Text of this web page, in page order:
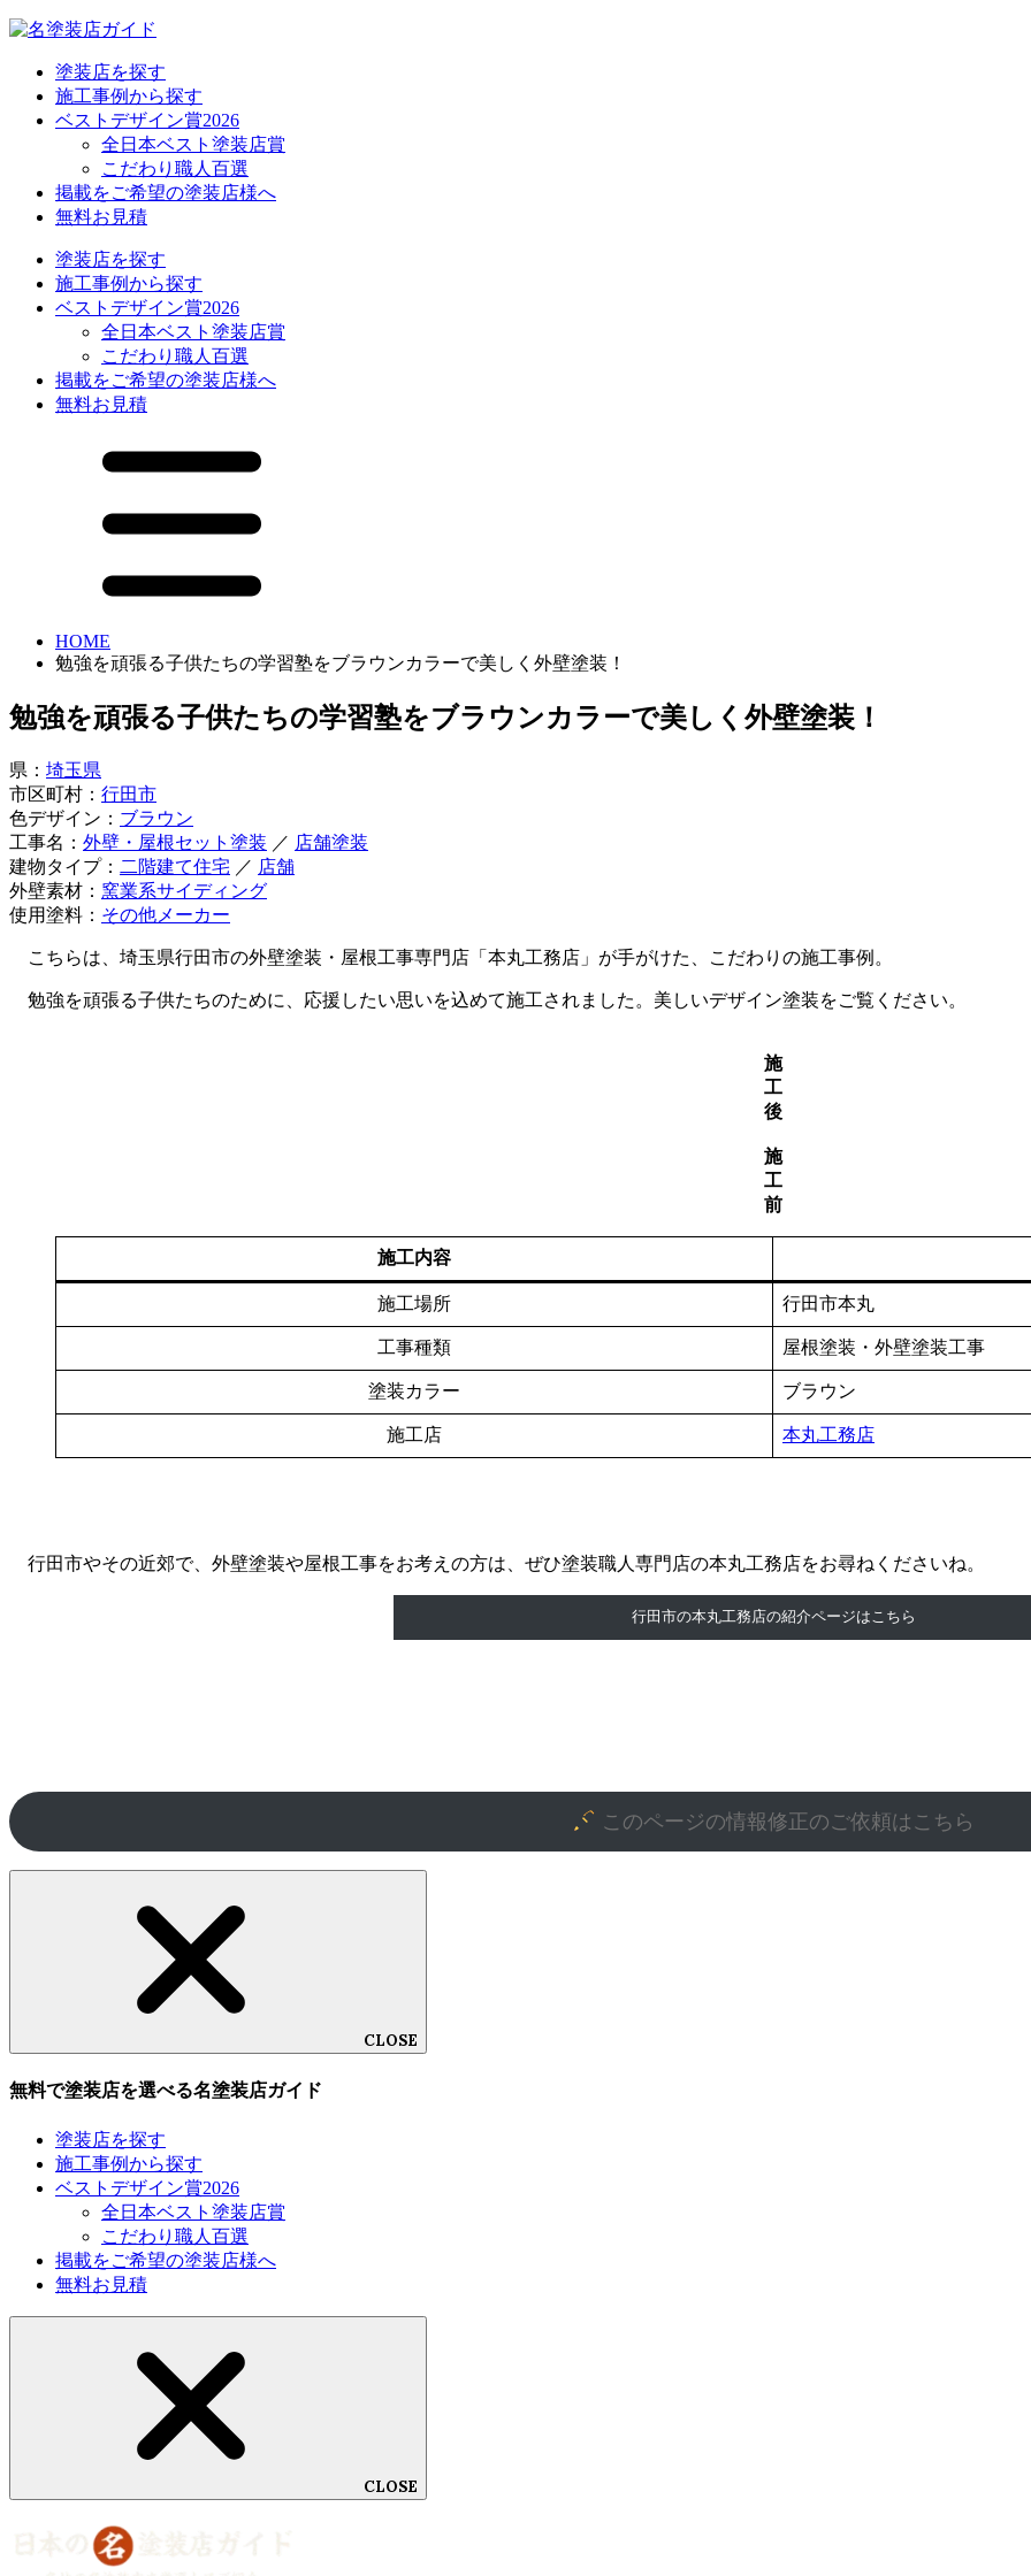
塗装店を探す
施工事例から探す
ベストデザイン賞2026
全日本ベスト塗装店賞
こだわり職人百選
掲載をご希望の塗装店様へ
無料お見積
塗装店を探す
施工事例から探す
ベストデザイン賞2026
全日本ベスト塗装店賞
こだわり職人百選
掲載をご希望の塗装店様へ
無料お見積
HOME
勉強を頑張る子供たちの学習塾をブラウンカラーで美しく外壁塗装！
勉強を頑張る子供たちの学習塾をブラウンカラーで美しく外壁塗装！
県： 埼玉県
市区町村： 行田市
色デザイン： ブラウン
工事名： 外壁・屋根セット塗装 ／ 店舗塗装
建物タイプ： 二階建て住宅 ／ 店舗
外壁素材： 窯業系サイディング
使用塗料： その他メーカー
こちらは、埼玉県行田市の外壁塗装・屋根工事専門店「本丸工務店」が手がけた、こだわりの施工事例。
勉強を頑張る子供たちのために、応援したい思いを込めて施工されました。美しいデザイン塗装をご覧ください。
施
工
後
施
工
前
施工内容
施工場所 行田市本丸
工事種類 屋根塗装・外壁塗装工事
塗装カラー ブラウン
施工店 本丸工務店
行田市やその近郊で、外壁塗装や屋根工事をお考えの方は、ぜひ塗装職人専門店の本丸工務店をお尋ねくださいね。
行田市の本丸工務店の紹介ページはこちら
このページの情報修正のご依頼はこちら
CLOSE
無料で塗装店を選べる名塗装店ガイド
塗装店を探す
施工事例から探す
ベストデザイン賞2026
全日本ベスト塗装店賞
こだわり職人百選
掲載をご希望の塗装店様へ
無料お見積
CLOSE